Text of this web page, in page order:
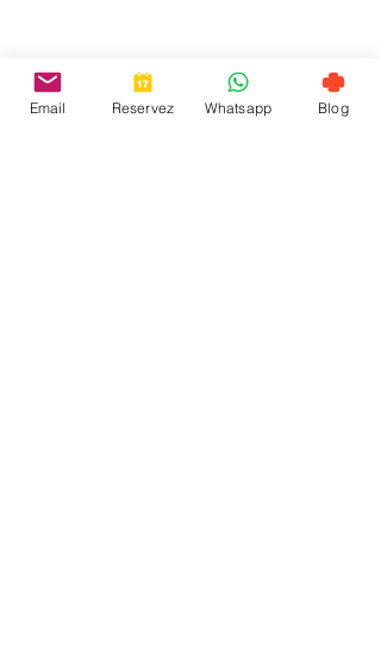
Email Reservez Whatsapp Blog